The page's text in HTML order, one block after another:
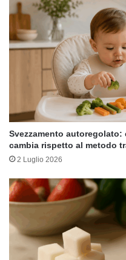
Svezzamento autoregolato:
cambia rispetto al metodo
2 Luglio 2026